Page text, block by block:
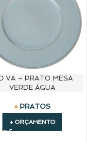
VA – PRATO MESA
VERDE ÁGUA
PRATOS
+ ORÇAMENTO